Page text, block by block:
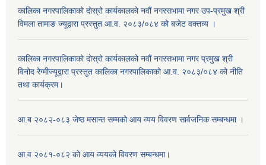
कालिका नगरपालिकाको दोस्रो कार्यकालको नवौं नगरसभामा नगर उप-प्रमुख श्री
विमला तामाङ ज्यूद्वारा प्रस्तुत आ.व. २०८३/०८४ को बजेट वक्तव्य ।
कालिका नगरपालिकाको दोस्रो कार्यकालको नवौं नगरसभामा नगर प्रमुख श्री
विनोद रेग्मीज्यूद्वारा प्रस्तुत कालिका नगरपालिकाको आ.व. २०८३/०८४ को नीति
तथा कार्यक्रम।
आ.ब २०८२-०८३ जेष्ठ मसान्त सम्मको आय व्यय विवरण सार्वजनिक सम्बन्धमा ।
आ.व २०८१-०८२ को आय व्ययको विवरण सम्बन्धमा।